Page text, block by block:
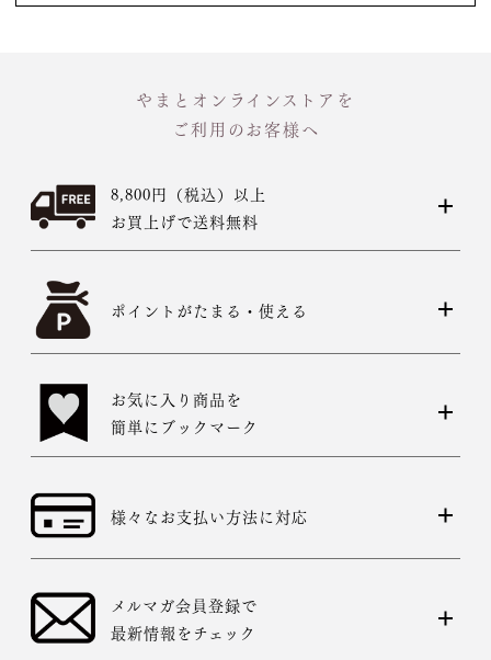
やまとオンラインストアを
ご利用のお客様へ
8,800円（税込）以上
お買上げで送料無料
ポイントがたまる・使える
お気に入り商品を
簡単にブックマーク
様々なお支払い方法に対応
メルマガ会員登録で
最新情報をチェック